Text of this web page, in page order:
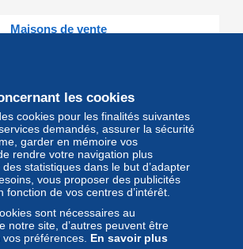
Maisons de vente
Magazine
Un regard unique et décalé sur
l'univers des timbres et leurs
collectionneurs
les cookies
cookies pour les finalités suivantes
demandés, assurer la sécurité
garder en mémoire vos
rendre votre navigation plus
statistiques dans le but d’adapter
vous proposer des publicités
fonction de vos centres d’intérêt.
sont nécessaires au
notre site, d’autres peuvent être
préférences. En savoir plus